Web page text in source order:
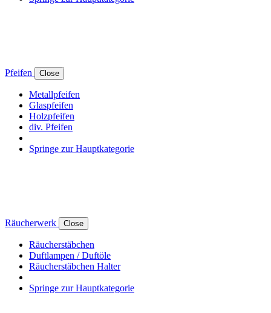
Pfeifen Close
Metallpfeifen
Glaspfeifen
Holzpfeifen
div. Pfeifen
Springe zur Hauptkategorie
Räucherwerk Close
Räucherstäbchen
Duftlampen / Duftöle
Räucherstäbchen Halter
Springe zur Hauptkategorie